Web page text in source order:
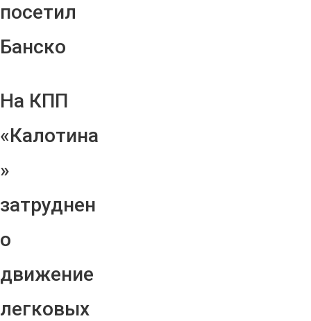
посетил
Банско
На КПП
«Калотина
»
затруднен
о
движение
легковых